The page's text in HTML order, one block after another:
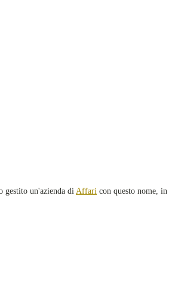
gestito un'azienda di Affari con questo nome, in